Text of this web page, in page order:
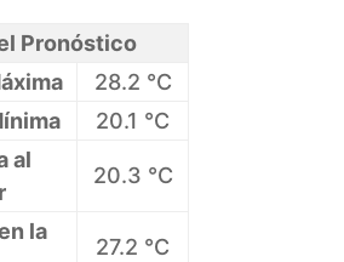
Pronóstico
28.2 °C
20.1 °C
al
20.3 °C
la
27.2 °C